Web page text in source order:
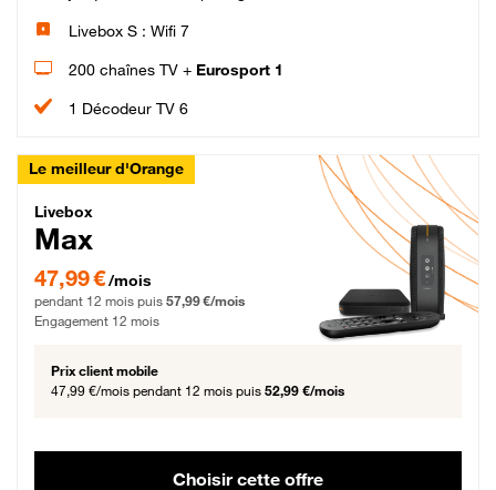
Livebox S : Wifi 7
200 chaînes TV + Eurosport 1
1 Décodeur TV 6
Le meilleur d'Orange
Livebox Max Fibre
Livebox
Max
47,99 € par mois pendant 12 mois puis 57,99 € par mois, Engagement 12 mois
47,99 €/mois
pendant 12 mois puis 57,99 €/mois
Engagement 12 mois
Prix client mobile
47,99 €/mois pendant 12 mois puis 52,99 €/mois
Choisir cette offre